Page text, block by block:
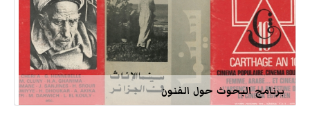
برنامج البحوث حول الفنون